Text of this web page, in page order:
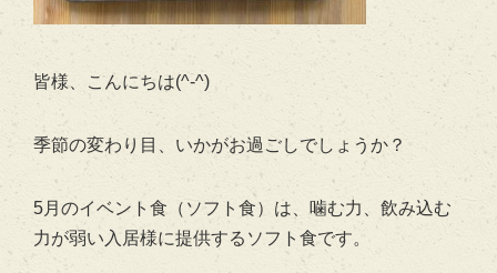
皆様、こんにちは(^-^)
季節の変わり目、いかがお過ごしでしょうか？
5月のイベント食（ソフト食）は、噛む力、飲み込む
力が弱い入居様に提供するソフト食です。